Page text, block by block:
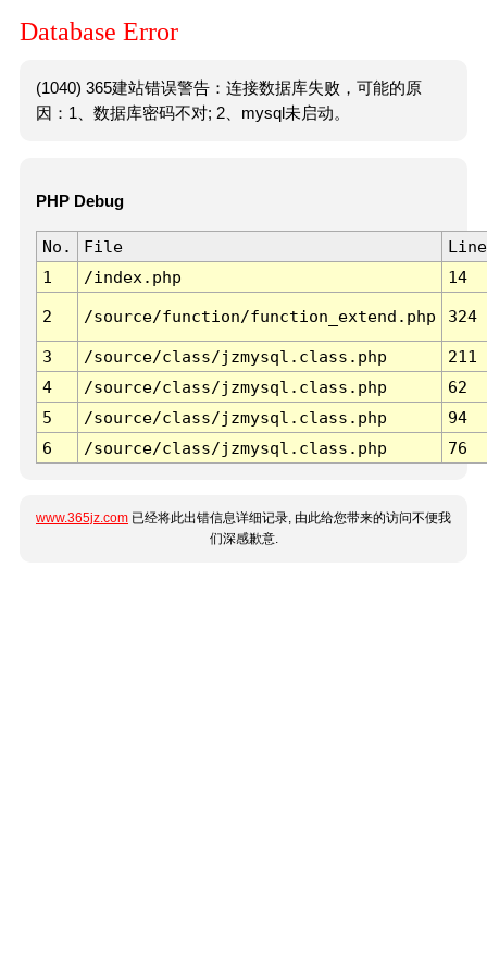
Database Error
(1040) 365建站错误警告：连接数据库失败，可能的原
因：1、数据库密码不对; 2、mysql未启动。
PHP Debug
No. File
Line
1
/index.php 14
2 /source/function/function_extend.php 324
3 /source/class/jzmysql.class.php
211
4
/source/class/jzmysql.class.php
62
5
/source/class/jzmysql.class.php
94
6
/source/class/jzmysql.class.php 76
www.365jz.com 已经将此出错信息详细记录, 由此给您带来的访问不便我
们深感歉意.